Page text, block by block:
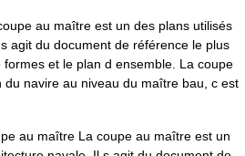
au maître est un des plans utilisés
agit du document de référence le plus
et le plan d ensemble. La coupe
navire au niveau du maître bau, c est
au maître La coupe au maître est un